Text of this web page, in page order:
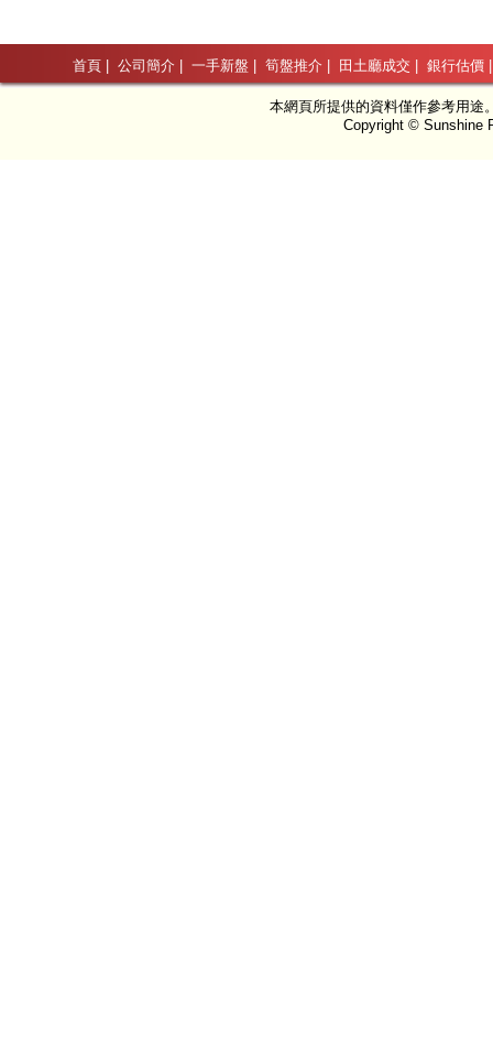
首頁| 公司簡介| 一手新盤| 筍盤推介| 田土廳成交 銀行估價
本網頁所提供的資料僅作參考用途
Copyright © Sunshine